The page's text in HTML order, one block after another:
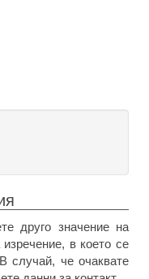
друго значение на
в което се
случай, че очаквате